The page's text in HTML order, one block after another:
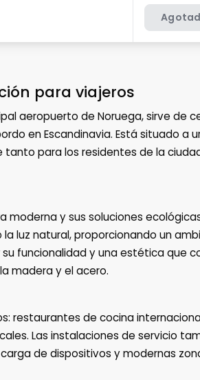
para viajeros
aeropuerto de Noruega, sirve de
en Escandinavia. Está situado a
tanto para los residentes de la
y sus soluciones
luz natural, proporcionando un
funcionalidad y una estética que
madera y el acero.
restaurantes de cocina
Las instalaciones de servicio
de dispositivos y modernas